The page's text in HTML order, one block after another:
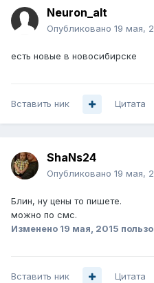
Neuron_alt
Опубликовано 19 мая,
есть новые в новосибирске
Вставить ник Цитата
ShaNs24
Опубликовано 19 мая,
Блин, ну цены то пишете.
можно по смс.
Изменено 19 мая, 2015
Вставить ник Цитата